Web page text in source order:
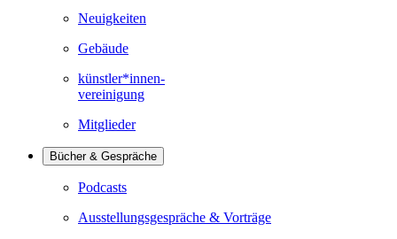
Neuigkeiten
Gebäude
künstler*innen-
vereinigung
Mitglieder
Bücher & Gespräche
Podcasts
Ausstellungsgespräche & Vorträge